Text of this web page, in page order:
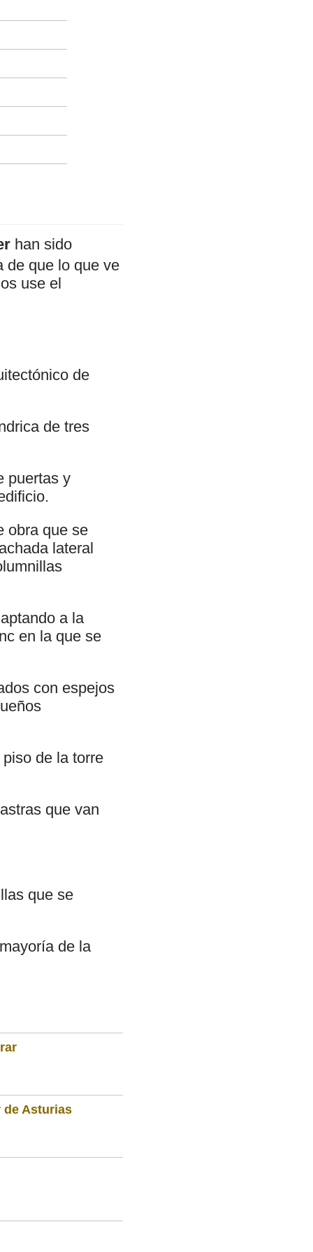
han sido
de que lo que ve
use el
de
de tres
puertas y
obra que se
lateral
a la
en la que se
con espejos
de la torre
que van
que se
de la
de Asturias